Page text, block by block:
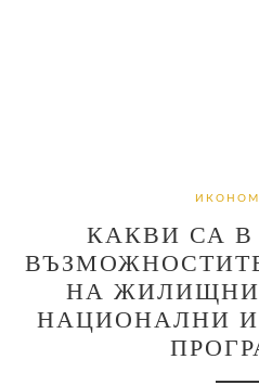
КАКВИ СА
НА ЖИЛИЩНИ
НАЦИОНАЛНИ